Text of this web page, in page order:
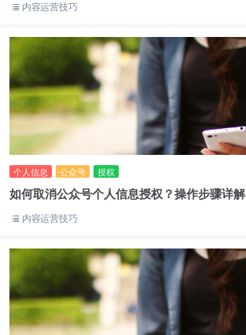
内容运营技巧
个人信息 公众号 授权
如何取消公众号个人信息授权？操作步骤详解
内容运营技巧